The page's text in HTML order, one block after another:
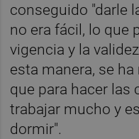
conseguido "darle
no era fácil, lo que
vigencia y la
esta manera, se
que para hacer las
trabajar mucho y
dormir".